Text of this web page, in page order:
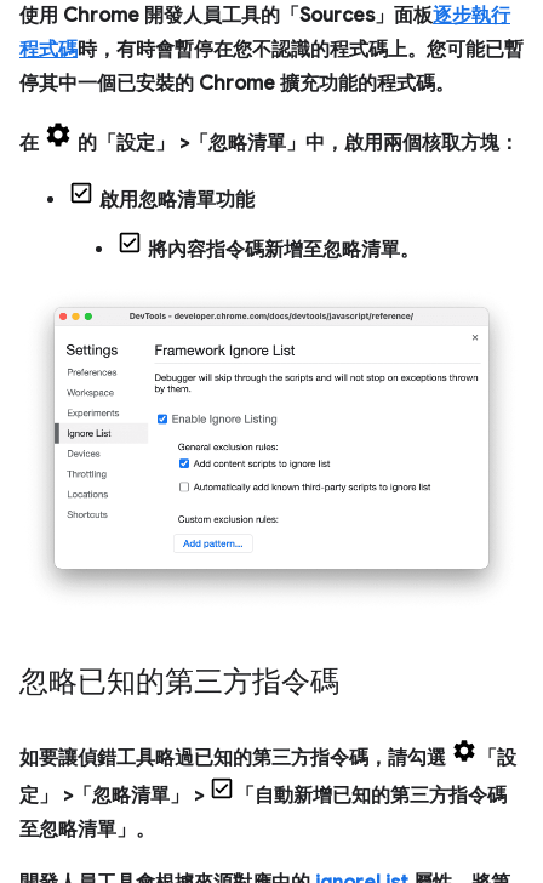
使用 Chrome 開發人員工具的「Sources」 面板逐步執行
程式碼時，有時會暫停在您不認識的程式碼上。您可能已暫
停其中一個已安裝的 Chrome 擴充功能的程式碼。
在 的「設定」 >「忽略清單」 中，啟用兩個核取方塊：
啟用忽略清單功能
將內容指令碼新增至忽略清單。
忽略已知的第三方指令碼
如要讓偵錯工具略過已知的第三方指令碼，請勾選
「設
定」
>「忽略清單」 >
「自動新增已知的第三方指令碼
至忽略清單」 。